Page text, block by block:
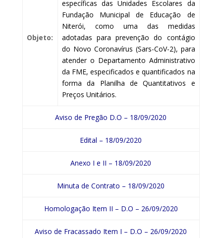
Objeto:
específicas das Unidades Escolares da
Fundação Municipal de Educação de
Niterói, como uma das medidas
adotadas para prevenção do contágio
do Novo Coronavírus (Sars-CoV-2), para
atender o Departamento Administrativo
da FME, especificados e quantificados na
forma da Planilha de Quantitativos e
Preços Unitários.
Aviso de Pregão D.O – 18/09/2020
Edital – 18/09/2020
Anexo I e II – 18/09/2020
Minuta de Contrato – 18/09/2020
Homologação Item II – D.O – 26/09/2020
Aviso de Fracassado Item I – D.O – 26/09/2020